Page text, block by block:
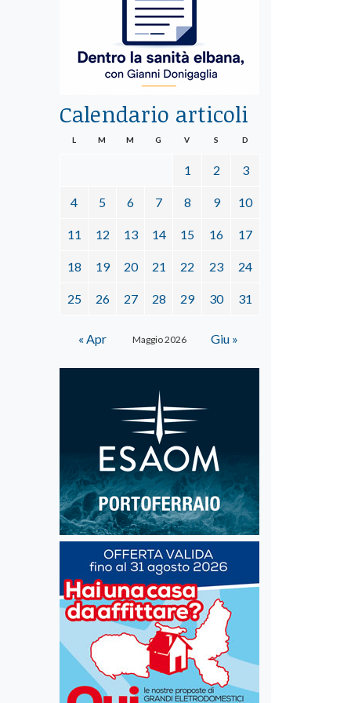
Calendario articoli
Maggio 2026
L M M G V S D
1 2 3
4 5 6 7 8 9 10
11 12 13 14 15 16 17
18 19 20 21 22 23 24
25 26 27 28 29 30 31
« Apr Giu »